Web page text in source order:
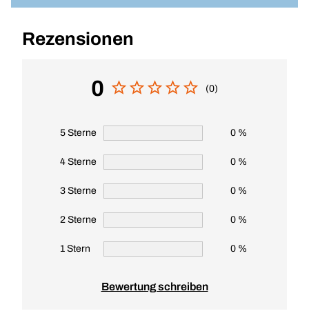
Rezensionen
0 (0)
5 Sterne 0 %
4 Sterne 0 %
3 Sterne 0 %
2 Sterne 0 %
1 Stern 0 %
Bewertung schreiben